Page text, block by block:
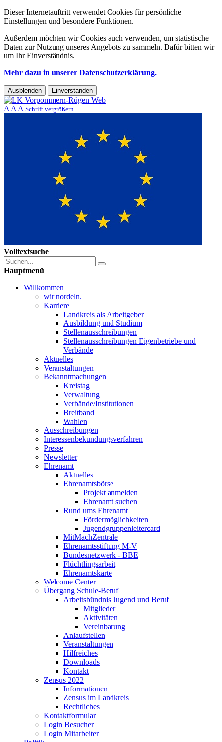
Dieser Internetauftritt verwendet Cookies für persönliche
Einstellungen und besondere Funktionen.
Außerdem möchten wir Cookies auch verwenden, um statistische
Daten zur Nutzung unseres Angebots zu sammeln. Dafür bitten wir
um Ihr Einverständnis.
Mehr dazu in unserer Datenschutzerklärung.
Ausblenden Einverstanden
A A A Schrift vergrößern
Volltextsuche
Hauptmenü
Willkommen
wir nordeln.
Karriere
Landkreis als Arbeitgeber
Ausbildung und Studium
Stellenausschreibungen
Stellenausschreibungen Eigenbetriebe und
Verbände
Aktuelles
Veranstaltungen
Bekanntmachungen
Kreistag
Verwaltung
Verbände/Institutionen
Breitband
Wahlen
Ausschreibungen
Interessen­bekundungsverfahren
Presse
Newsletter
Ehrenamt
Aktuelles
Ehrenamtsbörse
Projekt anmelden
Ehrenamt suchen
Rund ums Ehrenamt
Fördermöglichkeiten
Jugendgruppenleitercard
MitMachZentrale
Ehrenamtsstiftung M-V
Bundesnetzwerk - BBE
Flüchtlingsarbeit
Ehrenamtskarte
Welcome Center
Übergang Schule-Beruf
Arbeitsbündnis Jugend und Beruf
Mitglieder
Aktivitäten
Vereinbarung
Anlaufstellen
Veranstaltungen
Hilfreiches
Downloads
Kontakt
Zensus 2022
Informationen
Zensus im Landkreis
Rechtliches
Kontaktformular
Login Besucher
Login Mitarbeiter